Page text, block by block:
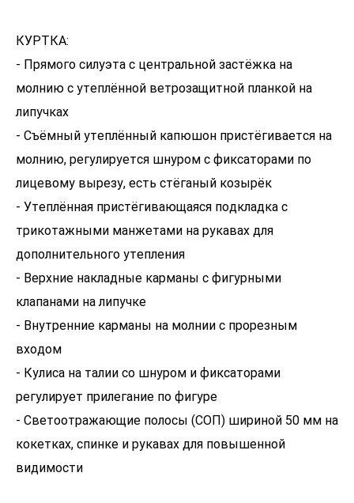
КУРТКА:
- Прямого силуэта с центральной застёжка на
молнию с утеплённой ветрозащитной планкой на
липучках
- Съёмный утеплённый капюшон пристёгивается на
молнию, регулируется шнуром с фиксаторами по
лицевому вырезу, есть стёганый козырёк
- Утеплённая пристёгивающаяся подкладка с
трикотажными манжетами на рукавах для
дополнительного утепления
- Верхние накладные карманы с фигурными
клапанами на липучке
- Внутренние карманы на молнии с прорезным
входом
- Кулиса на талии со шнуром и фиксаторами
регулирует прилегание по фигуре
- Светоотражающие полосы (СОП) шириной 50 мм на
кокетках, спинке и рукавах для повышенной
видимости